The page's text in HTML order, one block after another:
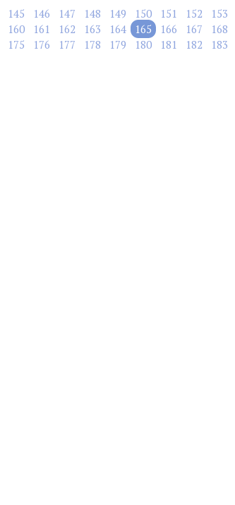
145 146 147 148 149 150 151 152 153
160 161 162 163 164 165 166 167 168
175 176 177 178 179 180 181 182 183